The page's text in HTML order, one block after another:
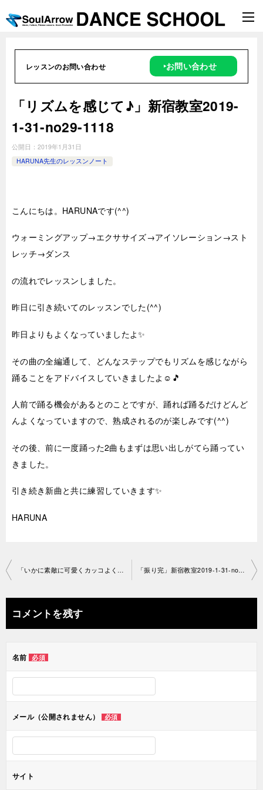
レッスンのお問い合わせ ‣お問い合わせ
「リズムを感じて♪」新宿教室2019-
1-31-no29-1118
公開日： 2019年1月31日
HARUNA先生のレッスンノート
こんにちは。HARUNAです(^^)
ウォーミングアップ→エクササイズ→アイソレーション→スト
レッチ→ダンス
の流れでレッスンしました。
昨日に引き続いてのレッスンでした(^^)
昨日よりもよくなっていましたよ✨
その曲の全編通して、どんなステップでもリズムを感じながら
踊ることをアドバイスしていきましたよ☺🎵
人前で踊る機会があるとのことですが、踊れば踊るだけどんど
んよくなっていますので、熟成されるのが楽しみです(^^)
その後、前に一度踊った2曲もまずは思い出しがてら踊ってい
きました。
引き続き新曲と共に練習していきます✨
HARUNA
投
ナ
ビ
ー
ン
コメントを残す
名前 必須
メール（公開されません） 必須
サイト